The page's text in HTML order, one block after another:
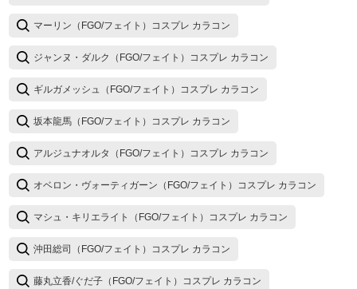
マーリン（FGO/フェイト）コスプレ カラコン
ジャンヌ・ダルク（FGO/フェイト）コスプレ カラコン
ギルガメッシュ（FGO/フェイト）コスプレ カラコン
坂本龍馬（FGO/フェイト）コスプレ カラコン
アルジュナオルタ（FGO/フェイト）コスプレ カラコン
オベロン・ヴォーティガーン（FGO/フェイト）コスプレ カラコン
マシュ・キリエライト（FGO/フェイト）コスプレ カラコン
沖田総司（FGO/フェイト）コスプレ カラコン
藤丸立香/ぐだ子（FGO/フェイト）コスプレ カラコン